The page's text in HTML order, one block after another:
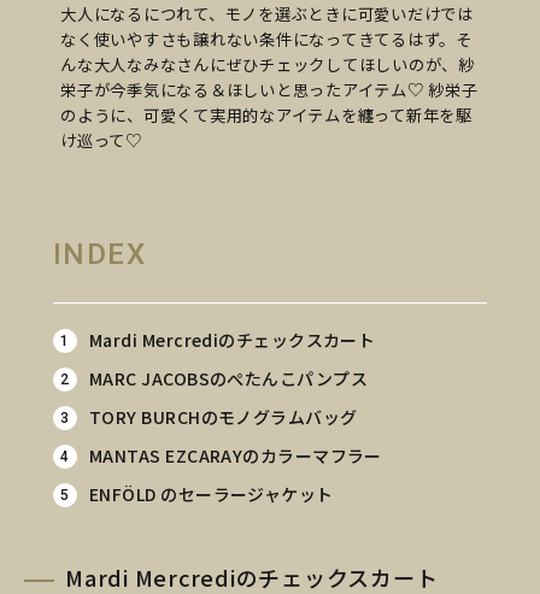
大人になるにつれて、モノを選ぶときに可愛いだけでは
なく使いやすさも譲れない条件になってきてるはず。そ
んな大人なみなさんにぜひチェックしてほしいのが、紗
栄子が今季気になる＆ほしいと思ったアイテム♡ 紗栄子
のように、可愛くて実用的なアイテムを纏って新年を駆
け巡って♡
INDEX
Mardi Mercrediのチェックスカート
MARC JACOBSのぺたんこパンプス
TORY BURCHのモノグラムバッグ
MANTAS EZCARAYのカラーマフラー
ENFÖLD のセーラージャケット
Mardi Mercrediのチェックスカート